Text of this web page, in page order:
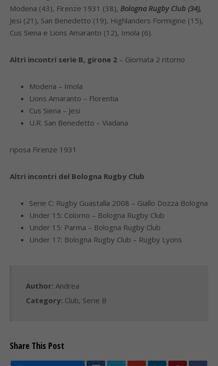
Modena (43), Firenze 1931 (38), Bologna Rugby Club (34),
Jesi (21), San Benedetto (19), Highlanders Formigine (15),
Cus Siena e Lions Amaranto (12), Imola (6).
Altri incontri serie B, girone 2 – Giornata 2 ritorno
Modena – Imola
Lions Amaranto – Florentia
Cus Siena – Jesi
U.R. San Benedetto – Viadana
riposa Firenze 1931
Altri incontri del Bologna Rugby Club
Serie C: Rugby Guastalla 2008 – Giallo Dozza Bologna
Under 15: Colorno – Bologna Rugby Club
Under 15: Parma – Bologna Rugby Club
Under 17: Bologna Rugby Club – Rugby Lyons
Author: Andrea
Category: Club, Serie B
Share This Post